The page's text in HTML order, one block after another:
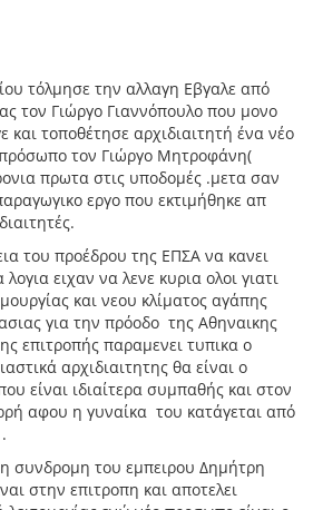
τόλμησε την αλλαγη Εβγαλε από
τον Γιώργο Γιαννόπουλο που μονο
και τοποθέτησε αρχιδιαιτητή ένα νέο
τον Γιώργο Μητροφάνη(
πρωτα στις υποδομές .μετα σαν
εργο που εκτιμήθηκε απ
του προέδρου της ΕΠΣΑ να κανει
ειχαν να λενε κυρια ολοι γιατι
και νεου κλίματος αγάπης
για την πρόοδο της Αθηναικης
επιτροπής παραμενει τυπικα ο
αρχιδιαιτητης θα είναι ο
είναι ιδιαίτερα συμπαθής και στον
αφου η γυναίκα του κατάγεται από
η συνδρομη του εμπειρου Δημήτρη
στην επιτροπη και αποτελει